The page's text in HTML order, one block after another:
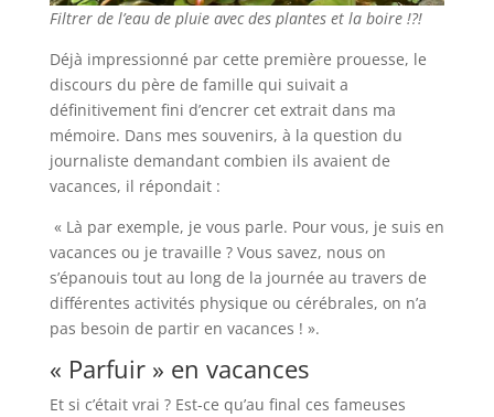
Filtrer de l’eau de pluie avec des plantes et la boire !?!
Déjà impressionné par cette première prouesse, le
discours du père de famille qui suivait a
définitivement fini d’encrer cet extrait dans ma
mémoire. Dans mes souvenirs, à la question du
journaliste demandant combien ils avaient de
vacances, il répondait :
« Là par exemple, je vous parle. Pour vous, je suis en
vacances ou je travaille ? Vous savez, nous on
s’épanouis tout au long de la journée au travers de
différentes activités physique ou cérébrales, on n’a
pas besoin de partir en vacances ! ».
« Parfuir » en vacances
Et si c’était vrai ? Est-ce qu’au final ces fameuses